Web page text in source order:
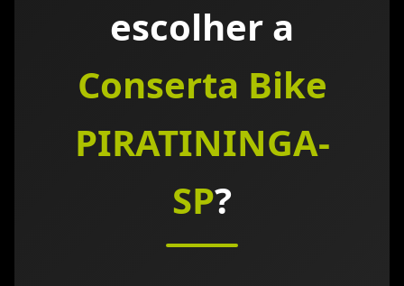
escolher a
Conserta Bike
PIRATININGA-
SP?